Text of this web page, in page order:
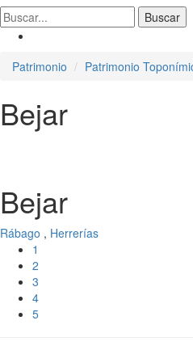
Patrimonio Patrimonio
Bejar
Bejar
Rábago , Herrerías
1
2
3
4
5